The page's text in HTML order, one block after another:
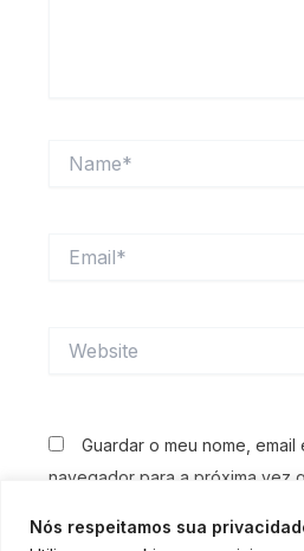
Nós respeitamos sua
Guardar o meu nome, email
navegador para a próxima vez